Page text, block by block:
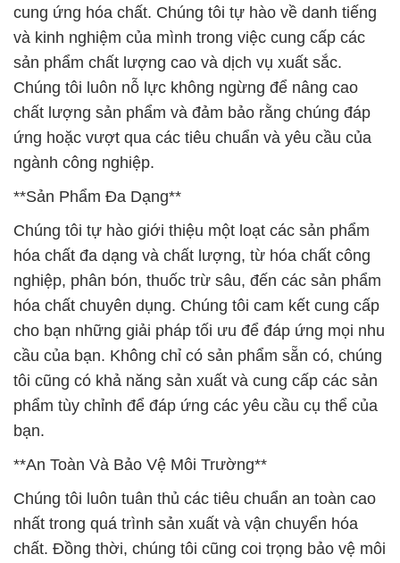
cung ứng hóa chất. Chúng tôi tự hào về danh tiếng
và kinh nghiệm của mình trong việc cung cấp các
sản phẩm chất lượng cao và dịch vụ xuất sắc.
Chúng tôi luôn nỗ lực không ngừng để nâng cao
chất lượng sản phẩm và đảm bảo rằng chúng đáp
ứng hoặc vượt qua các tiêu chuẩn và yêu cầu của
ngành công nghiệp.
**Sản Phẩm Đa Dạng**
Chúng tôi tự hào giới thiệu một loạt các sản phẩm
hóa chất đa dạng và chất lượng, từ hóa chất công
nghiệp, phân bón, thuốc trừ sâu, đến các sản phẩm
hóa chất chuyên dụng. Chúng tôi cam kết cung cấp
cho bạn những giải pháp tối ưu để đáp ứng mọi nhu
cầu của bạn. Không chỉ có sản phẩm sẵn có, chúng
tôi cũng có khả năng sản xuất và cung cấp các sản
phẩm tùy chỉnh để đáp ứng các yêu cầu cụ thể của
bạn.
**An Toàn Và Bảo Vệ Môi Trường**
Chúng tôi luôn tuân thủ các tiêu chuẩn an toàn cao
nhất trong quá trình sản xuất và vận chuyển hóa
chất. Đồng thời, chúng tôi cũng coi trọng bảo vệ môi